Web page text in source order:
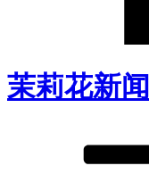
茉莉花新